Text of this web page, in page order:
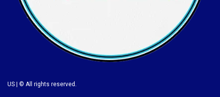
US | © All rights reserved.